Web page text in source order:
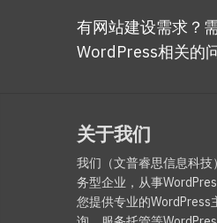
有网站建设需求？
WordPress相关的
关于我们
我们（文普睿思信息科
务型企业，从事
您提供专业的WordPress